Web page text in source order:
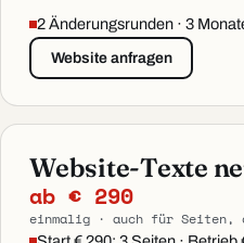
2 Änderungsrunden · 3
Website anfragen
Website-Texte
ab € 290
einmalig · auch für Seiten,